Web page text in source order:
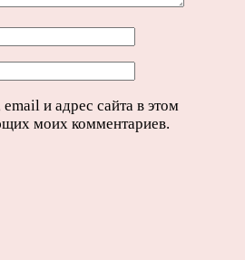
и адрес сайта в этом
моих комментариев.